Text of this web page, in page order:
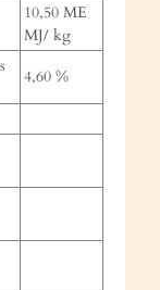
10,50 ME
MJ/ kg
4,60 %